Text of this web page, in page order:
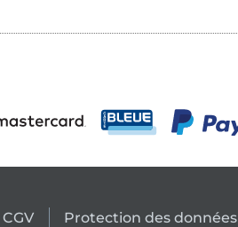
CGV Protection des données